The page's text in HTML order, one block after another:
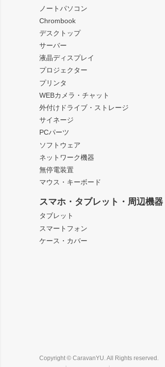
ノートパソコン
Chrombook
デスクトップ
サーバー
液晶ディスプレイ
プロジェクター
プリンタ
WEBカメラ・チャット
外付けドライブ・ストレージ
サイネージ
PCパーツ
ソフトウェア
ネットワーク機器
無停電装置
マウス・キーボード
スマホ・タブレット・周辺機器
タブレット
スマートフォン
ケース・カバー
Copyright © CaravanYU. All Rights reserved.